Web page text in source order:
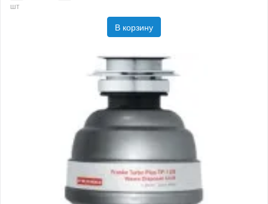
шт
В корзину